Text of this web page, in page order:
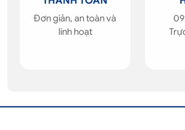
Đơn giản, an toàn và
linh hoạt